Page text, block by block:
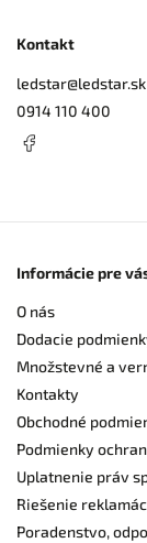
Kontakt
ledstar@ledstar.sk
0914 110 400
Informácie pre
O nás
Dodacie
Množstevné a
Kontakty
Obchodné
Podmienky
Uplatnenie práv
Riešenie
Poradenstvo,